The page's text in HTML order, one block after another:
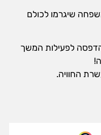
שיגרמו לכולם
לפעילות המשך
החוויה.